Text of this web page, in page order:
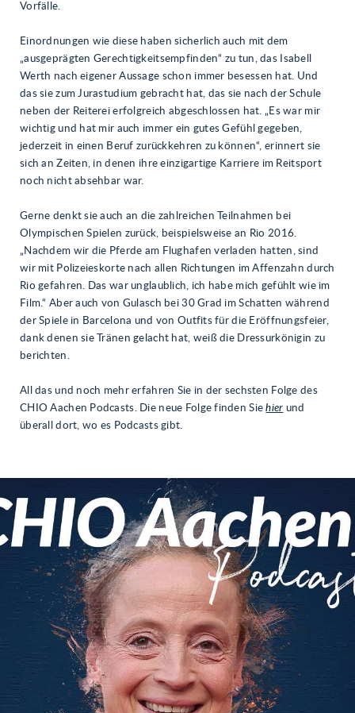
Vorfälle.
Einordnungen wie diese haben sicherlich auch mit dem
„ausgeprägten Gerechtigkeitsempfinden“ zu tun, das Isabell
Werth nach eigener Aussage schon immer besessen hat. Und
das sie zum Jurastudium gebracht hat, das sie nach der Schule
neben der Reiterei erfolgreich abgeschlossen hat. „Es war mir
wichtig und hat mir auch immer ein gutes Gefühl gegeben,
jederzeit in einen Beruf zurückkehren zu können“, erinnert sie
sich an Zeiten, in denen ihre einzigartige Karriere im Reitsport
noch nicht absehbar war.
Gerne denkt sie auch an die zahlreichen Teilnahmen bei
Olympischen Spielen zurück, beispielsweise an Rio 2016.
„Nachdem wir die Pferde am Flughafen verladen hatten, sind
wir mit Polizeieskorte nach allen Richtungen im Affenzahn durch
Rio gefahren. Das war unglaublich, ich habe mich gefühlt wie im
Film.“ Aber auch von Gulasch bei 30 Grad im Schatten während
der Spiele in Barcelona und von Outfits für die Eröffnungsfeier,
dank denen sie Tränen gelacht hat, weiß die Dressurkönigin zu
berichten.
All das und noch mehr erfahren Sie in der sechsten Folge des
CHIO Aachen Podcasts. Die neue Folge finden Siehier und
überall dort, wo es Podcasts gibt.